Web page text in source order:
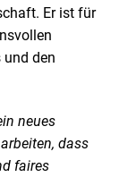
Er ist für
den
neues
dass
faires